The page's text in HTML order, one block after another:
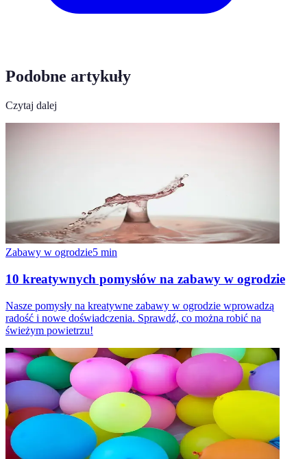
Podobne artykuły
Czytaj dalej
Zabawy w ogrodzie5 min
10 kreatywnych pomysłów na zabawy w ogrodzie
Nasze pomysły na kreatywne zabawy w ogrodzie wprowadzą
radość i nowe doświadczenia. Sprawdź, co można robić na
świeżym powietrzu!